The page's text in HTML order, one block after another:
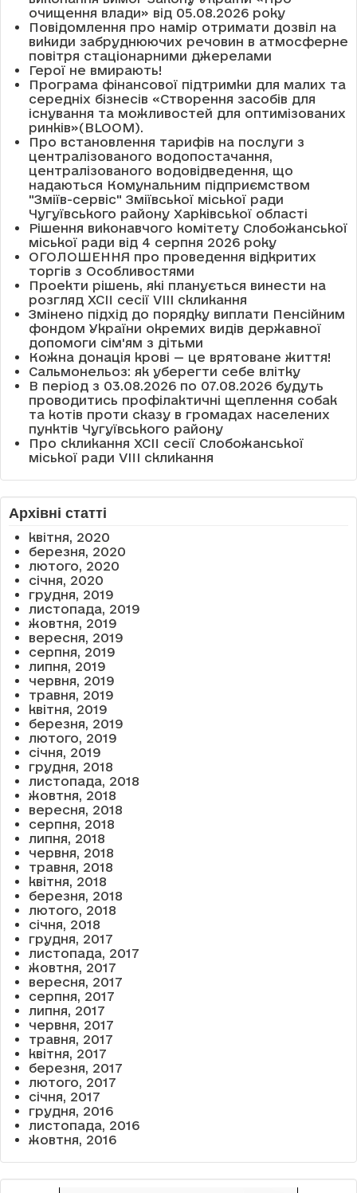
очищення влади» від 05.08.2026 року
Повідомлення про намір отримати дозвіл на
викиди забруднюючих речовин в атмосферне
повітря стаціонарними джерелами
Герої не вмирають!
Програма фінансової підтримки для малих та
середніх бізнесів «Створення засобів для
існування та можливостей для оптимізованих
ринків»(BLOOM).
Про встановлення тарифів на послуги з
централізованого водопостачання,
централізованого водовідведення, що
надаються Комунальним підприємством
"Зміїв-сервіс" Зміївської міської ради
Чугуївського району Харківської області
Рішення виконавчого комітету Слобожанської
міської ради від 4 серпня 2026 року
ОГОЛОШЕННЯ про проведення відкритих
торгів з Особливостями
Проекти рішень, які планується винести на
розгляд XCII сесії VІІІ скликання
Змінено підхід до порядку виплати Пенсійним
фондом України окремих видів державної
допомоги сім'ям з дітьми
Кожна донація крові — це врятоване життя!
Сальмонельоз: як уберегти себе влітку
В період з 03.08.2026 по 07.08.2026 будуть
проводитись профілактичні щеплення собак
та котів проти сказу в громадах населених
пунктів Чугуївського району
Про скликання XCII сесії Слобожанської
міської ради VIII скликання
Архівні статті
квітня, 2020
березня, 2020
лютого, 2020
січня, 2020
грудня, 2019
листопада, 2019
жовтня, 2019
вересня, 2019
серпня, 2019
липня, 2019
червня, 2019
травня, 2019
квітня, 2019
березня, 2019
лютого, 2019
січня, 2019
грудня, 2018
листопада, 2018
жовтня, 2018
вересня, 2018
серпня, 2018
липня, 2018
червня, 2018
травня, 2018
квітня, 2018
березня, 2018
лютого, 2018
січня, 2018
грудня, 2017
листопада, 2017
жовтня, 2017
вересня, 2017
серпня, 2017
липня, 2017
червня, 2017
травня, 2017
квітня, 2017
березня, 2017
лютого, 2017
січня, 2017
грудня, 2016
листопада, 2016
жовтня, 2016